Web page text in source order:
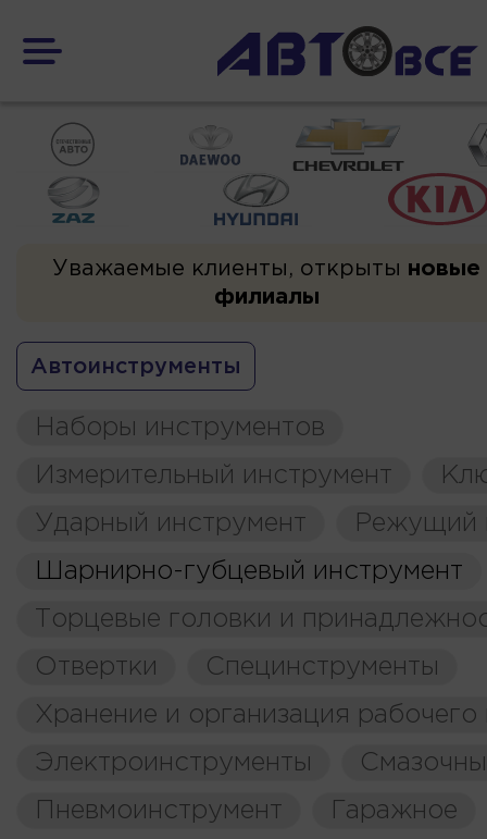
Уважаемые клиенты, открыты новые
филиалы
Автоинструменты
Наборы инструментов
Измерительный инструмент
Ударный инструмент
Режущий
Шарнирно-губцевый инструмент
Торцевые головки и
Отвертки
Специнструменты
Хранение и организация рабочего
Электроинструменты
Пневмоинструмент
Гаражное